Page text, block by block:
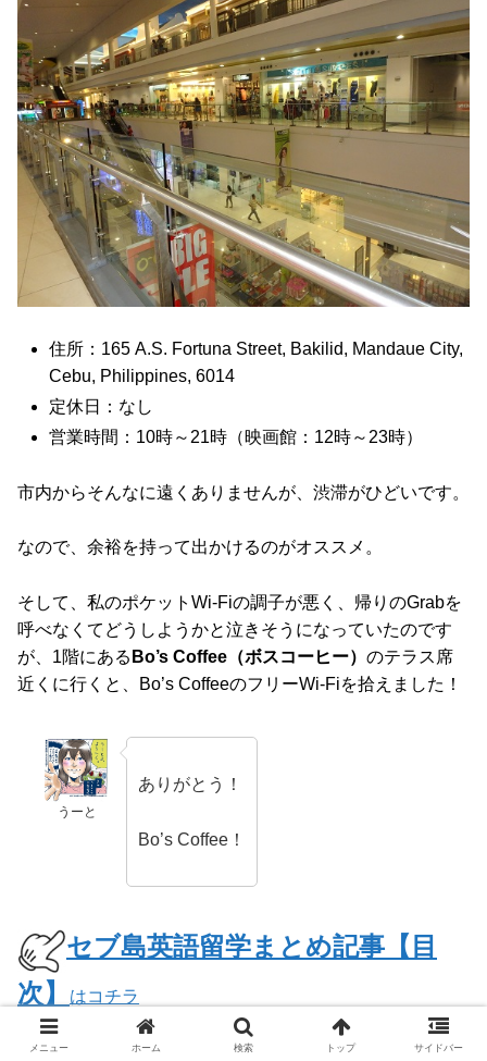
住所：165 A.S. Fortuna Street, Bakilid, Mandaue City,
Cebu, Philippines, 6014
定休日：なし
営業時間：10時～21時（映画館：12時～23時）
市内からそんなに遠くありませんが、渋滞がひどいです。
なので、余裕を持って出かけるのがオススメ。
そして、私のポケットWi-Fiの調子が悪く、帰りのGrabを
呼べなくてどうしようかと泣きそうになっていたのです
が、1階にある Bo’s Coffee（ボスコーヒー） のテラス席
近くに行くと、Bo’s CoffeeのフリーWi-Fiを拾えました！
うーと
ありがとう！
Bo’s Coffee！
セブ島英語留学まとめ記事【目
次】
はコチラ
メニュー ホーム 検索 トップ サイドバー